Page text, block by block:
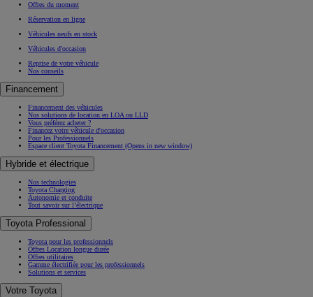
Offres du moment
Réservation en ligne
Véhicules neufs en stock
Véhicules d'occasion
Reprise de votre véhicule
Nos conseils
Financement
Financement des véhicules
Nos solutions de location en LOA ou LLD
Vous préférez acheter ?
Financez votre véhicule d'occasion
Pour les Professionnels
Espace client Toyota Financement (Opens in new window)
Hybride et électrique
Nos technologies
Toyota Charging
Autonomie et conduite
Tout savoir sur l’électrique
Toyota Professional
Toyota pour les professionnels
Offres Location longue durée
Offres utilitaires
Gamme électrifiée pour les professionnels
Solutions et services
Votre Toyota